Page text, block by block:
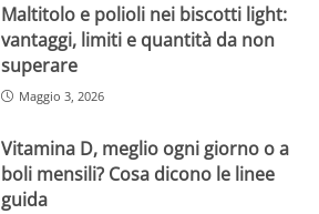
Maltitolo e polioli nei biscotti light:
vantaggi, limiti e quantità da non
superare
Maggio 3, 2026
Vitamina D, meglio ogni giorno o a
boli mensili? Cosa dicono le linee
guida